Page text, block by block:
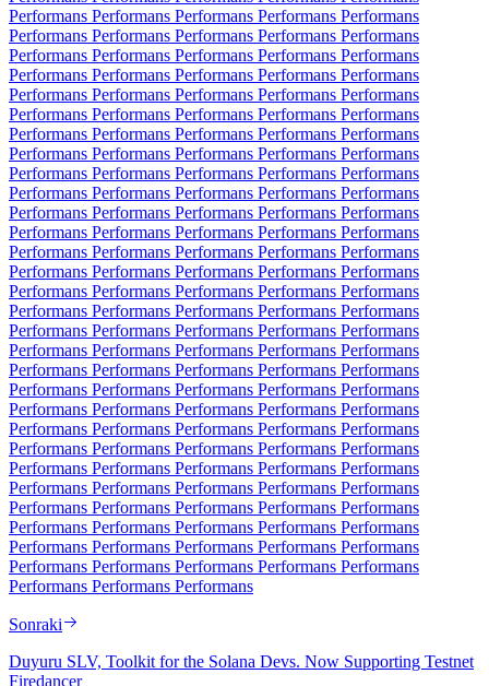
Performans Performans Performans Performans Performans
Performans Performans Performans Performans Performans
Performans Performans Performans Performans Performans
Performans Performans Performans Performans Performans
Performans Performans Performans Performans Performans
Performans Performans Performans Performans Performans
Performans Performans Performans Performans Performans
Performans Performans Performans Performans Performans
Performans Performans Performans Performans Performans
Performans Performans Performans Performans Performans
Performans Performans Performans Performans Performans
Performans Performans Performans Performans Performans
Performans Performans Performans Performans Performans
Performans Performans Performans Performans Performans
Performans Performans Performans Performans Performans
Performans Performans Performans Performans Performans
Performans Performans Performans Performans Performans
Performans Performans Performans Performans Performans
Performans Performans Performans Performans Performans
Performans Performans Performans Performans Performans
Performans Performans Performans Performans Performans
Performans Performans Performans Performans Performans
Performans Performans Performans Performans Performans
Performans Performans Performans Performans Performans
Performans Performans Performans Performans Performans
Performans Performans Performans Performans Performans
Performans Performans Performans Performans Performans
Performans Performans Performans Performans Performans
Performans Performans Performans Performans Performans
Performans Performans Performans
Sonraki
Duyuru SLV, Toolkit for the Solana Devs. Now Supporting Testnet
Firedancer